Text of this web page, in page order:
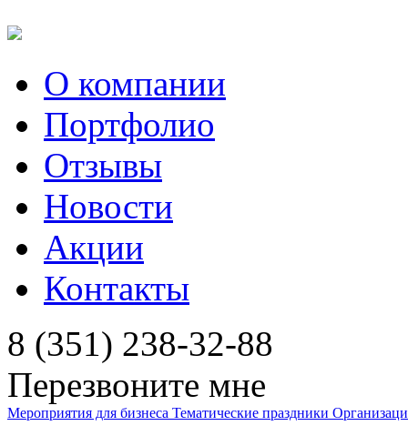
О компании
Портфолио
Отзывы
Новости
Акции
Контакты
8 (351) 238-32-88
Перезвоните мне
Мероприятия для бизнеса Тематические праздники